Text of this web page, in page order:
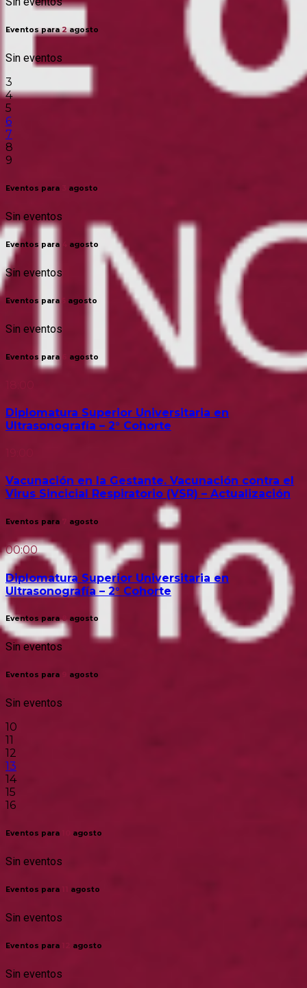
Eventos para2agosto
Sin eventos
3
4
5
6
7
8
9
Eventos para agosto
Sin eventos
Eventos para agosto
Sin eventos
Eventos para agosto
Sin eventos
Eventos para agosto
Diplomatura Superior Universitaria en
Ultrasonografía – 2° Cohorte
Vacunación en la Gestante. Vacunación contra el
Virus Sincicial Respiratorio (VSR) – Actualización
Eventos para agosto
00:00
Diplomatura Superior Universitaria en
Ultrasonografía – 2° Cohorte
Eventos para8 agosto
Sin eventos
Eventos para agosto
Sin eventos
10
11
12
13
14
15
16
Eventos para agosto
Sin eventos
Eventos para agosto
Sin eventos
Eventos para agosto
Sin eventos